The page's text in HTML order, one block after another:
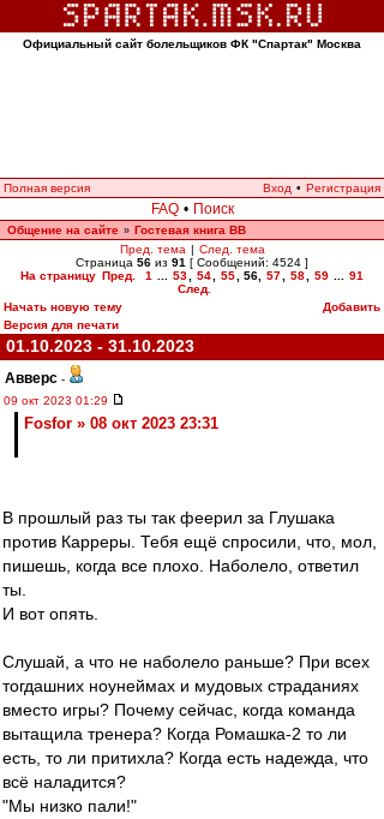
Официальный сайт болельщиков ФК "Спартак" Москва
Полная версия Вход • Регистрация
FAQ • Поиск
Общение на сайте » Гостевая книга ВВ
Пред. тема | След. тема
Страница 56 из 91 [ Сообщений: 4524 ]
На страницу Пред. 1 53 54 55 56 57 58 59
91
След.
Начать новую тему
Добавить
Версия для печати
01.10.2023 - 31.10.2023
Авверс -
09 окт 2023 01:29
Fosfor » 08 окт 2023 23:31
В прошлый раз ты так феерил за Глушака
против Карреры. Тебя ещё спросили, что, мол,
пишешь, когда все плохо. Наболело, ответил
ты.
И вот опять.
Слушай, а что не наболело раньше? При всех
тогдашних ноунеймах и мудовых страданиях
вместо игры? Почему сейчас, когда команда
вытащила тренера? Когда Ромашка-2 то ли
есть, то ли притихла? Когда есть надежда, что
всё наладится?
"Мы низко пали!"